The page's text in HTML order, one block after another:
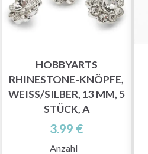
HOBBYARTS
RHINESTONE-KNÖPFE,
WEISS/SILBER, 13 MM, 5 S
TÜCK, A
3.99 €
Anzahl